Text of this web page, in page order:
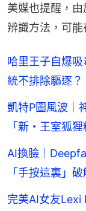
美媒也提醒，
辨識方法，可能
哈里王子自爆
統不排除驅逐？
凱特P圖風波｜
「新・王室狐狸
AI換臉｜
「手按這裏」破
完美AI女友